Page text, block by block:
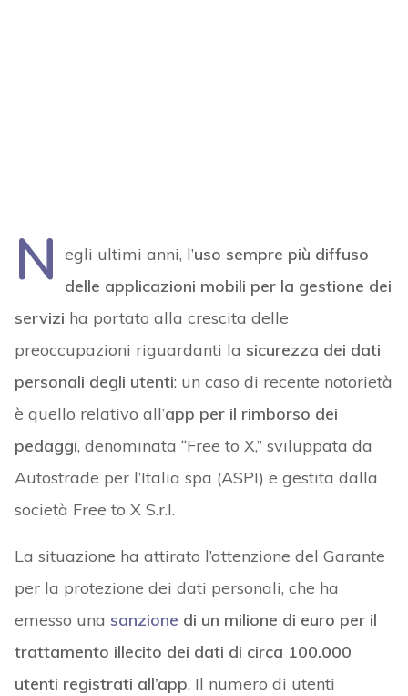
N egli ultimi anni, l’uso sempre più diffuso
delle applicazioni mobili per la gestione dei
servizi ha portato alla crescita delle
preoccupazioni riguardanti la sicurezza dei dati
personali degli utenti: un caso di recente notorietà
è quello relativo all’app per il rimborso dei
pedaggi, denominata “Free to X,” sviluppata da
Autostrade per l’Italia spa (ASPI) e gestita dalla
società Free to X S.r.l.
La situazione ha attirato l’attenzione del Garante
per la protezione dei dati personali, che ha
emesso una sanzione di un milione di euro per il
trattamento illecito dei dati di circa 100.000
utenti registrati all’app. Il numero di utenti